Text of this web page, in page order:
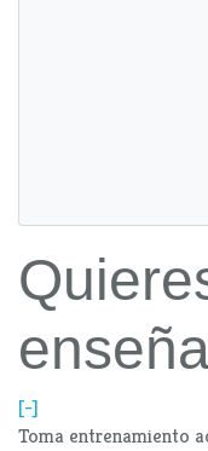
[-]
Toma entrenamiento